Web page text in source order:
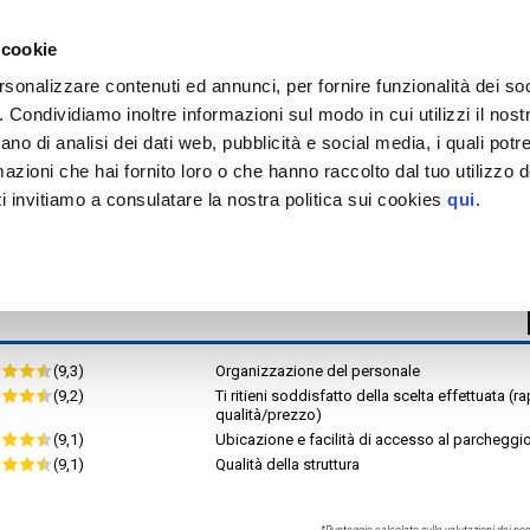
contenuti ed annunci, per fornire funzionalità dei
inoltre informazioni sul modo in cui utilizzi il
di analisi dei dati web, pubblicità e social media, i quali
che hai fornito loro o che hanno raccolto dal tuo utilizzo
invitiamo a consulatare la nostra politica sui cookiesqui.
servite >
Restelli New Park
H24 MAPPA
H. MAX 2,00 m
(9,3)
Organizzazione del personale
(9,2)
Ti ritieni soddisfatto della scelta effettuata
qualità/prezzo)
(9,1)
Ubicazione e facilità di accesso al parcheggio
(9,1)
Qualità della struttura